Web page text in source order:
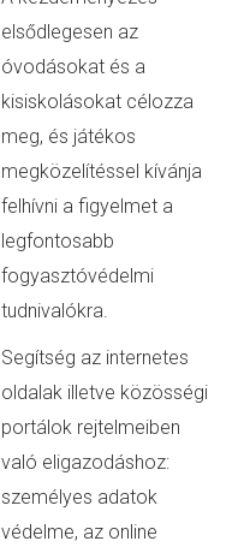
elsődlegesen az
óvodásokat és a
kisiskolásokat célozza
meg, és játékos
megközelítéssel kívánja
felhívni a figyelmet a
legfontosabb
fogyasztóvédelmi
tudnivalókra.
Segítség az internetes
oldalak illetve közösségi
portálok rejtelmeiben
való eligazodáshoz:
személyes adatok
védelme, az online